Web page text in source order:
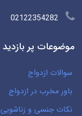
02122354282
موضوعات پر بازدید
سوالات ازدواج
باور مخرب در ازدواج
نکات جنسی و زناشویی